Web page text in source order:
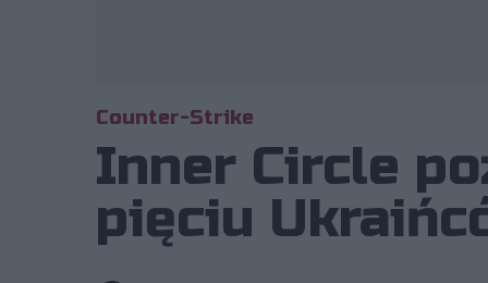
Counter-Strike
Inner Circle
pięciu